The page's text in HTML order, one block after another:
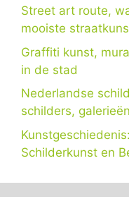
Street art route,
mooiste
Graffiti kunst,
in de stad
Nederlandse
schilders,
Schilderkunst en